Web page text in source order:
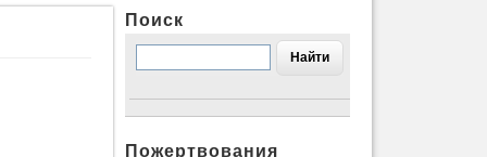
Поиск
Пожертвования